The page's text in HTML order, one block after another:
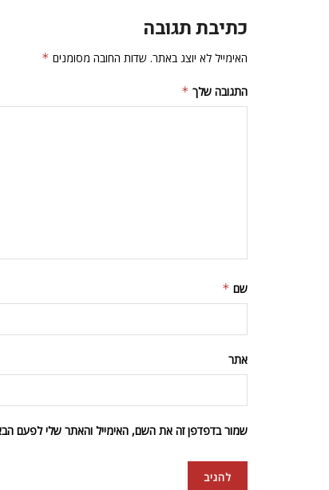
כתיבת תגובה
האימייל לא יוצג באתר. שדות החובה מסומנים *
התגובה שלך *
שם *
אתר
שמור בדפדפן זה את השם, האימייל והאתר שלי לפעם